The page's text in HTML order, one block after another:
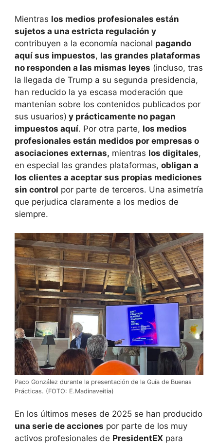
Mientras los medios profesionales están
sujetos a una estricta regulación y
contribuyen a la economía nacional pagando
aquí sus impuestos, las grandes plataformas
no responden a las mismas leyes (incluso, tras
la llegada de Trump a su segunda presidencia,
han reducido la ya escasa moderación que
mantenían sobre los contenidos publicados por
sus usuarios) y prácticamente no pagan
impuestos aquí. Por otra parte, los medios
profesionales están medidos por empresas o
asociaciones externas, mientras los digitales,
en especial las grandes plataformas, obligan a
los clientes a aceptar sus propias mediciones
sin control por parte de terceros. Una asimetría
que perjudica claramente a los medios de
siempre.
Paco González durante la presentación de la Guía de Buenas
Prácticas. (FOTO: E.Madinaveitia)
En los últimos meses de 2025 se han producido
una serie de acciones por parte de los muy
activos profesionales de PresidentEX para